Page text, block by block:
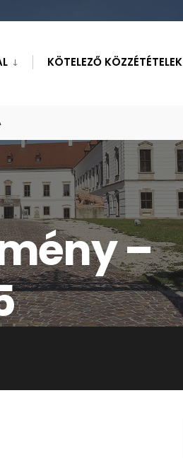
KÖTELEZŐ KÖZZÉTÉTELEK
–